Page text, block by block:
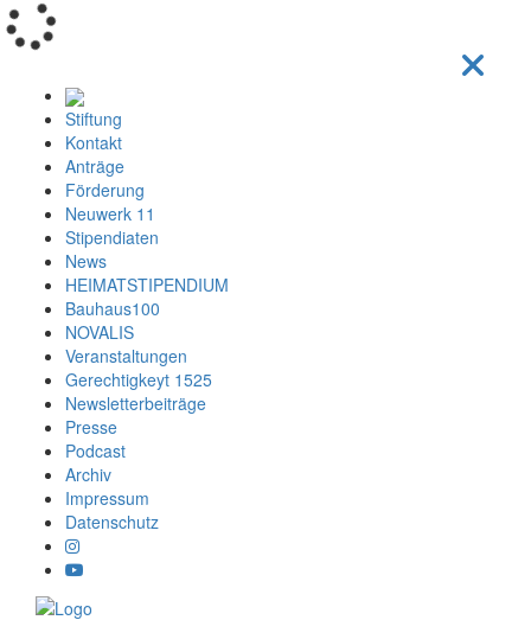
Stiftung
Kontakt
Anträge
Förderung
Neuwerk 11
Stipendiaten
News
HEIMATSTIPENDIUM
Bauhaus100
NOVALIS
Veranstaltungen
Gerechtigkeyt 1525
Newsletterbeiträge
Presse
Podcast
Archiv
Impressum
Datenschutz